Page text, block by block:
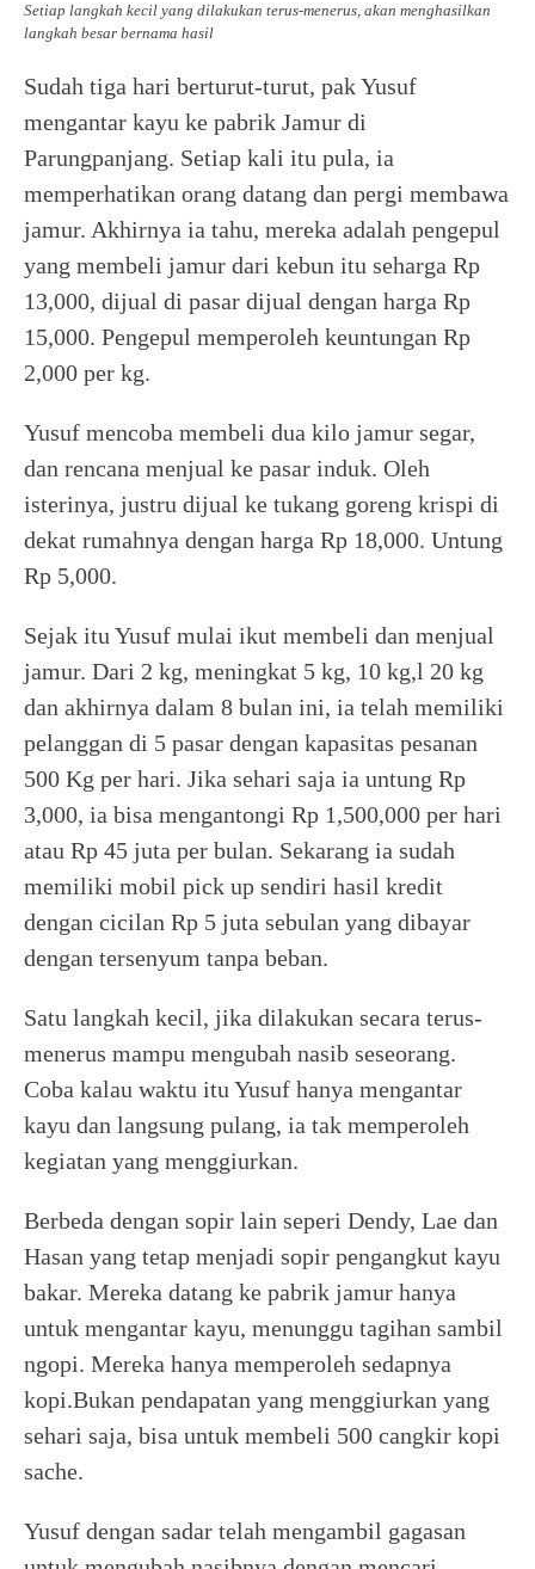
Setiap langkah kecil yang dilakukan terus-menerus, akan menghasilkan
langkah besar bernama hasil
Sudah tiga hari berturut-turut, pak Yusuf
mengantar kayu ke pabrik Jamur di
Parungpanjang. Setiap kali itu pula, ia
memperhatikan orang datang dan pergi membawa
jamur. Akhirnya ia tahu, mereka adalah pengepul
yang membeli jamur dari kebun itu seharga Rp
13,000, dijual di pasar dijual dengan harga Rp
15,000. Pengepul memperoleh keuntungan Rp
2,000 per kg.
Yusuf mencoba membeli dua kilo jamur segar,
dan rencana menjual ke pasar induk. Oleh
isterinya, justru dijual ke tukang goreng krispi di
dekat rumahnya dengan harga Rp 18,000. Untung
Rp 5,000.
Sejak itu Yusuf mulai ikut membeli dan menjual
jamur. Dari 2 kg, meningkat 5 kg, 10 kg,l 20 kg
dan akhirnya dalam 8 bulan ini, ia telah memiliki
pelanggan di 5 pasar dengan kapasitas pesanan
500 Kg per hari. Jika sehari saja ia untung Rp
3,000, ia bisa mengantongi Rp 1,500,000 per hari
atau Rp 45 juta per bulan. Sekarang ia sudah
memiliki mobil pick up sendiri hasil kredit
dengan cicilan Rp 5 juta sebulan yang dibayar
dengan tersenyum tanpa beban.
Satu langkah kecil, jika dilakukan secara terus-
menerus mampu mengubah nasib seseorang.
Coba kalau waktu itu Yusuf hanya mengantar
kayu dan langsung pulang, ia tak memperoleh
kegiatan yang menggiurkan.
Berbeda dengan sopir lain seperi Dendy, Lae dan
Hasan yang tetap menjadi sopir pengangkut kayu
bakar. Mereka datang ke pabrik jamur hanya
untuk mengantar kayu, menunggu tagihan sambil
ngopi. Mereka hanya memperoleh sedapnya
kopi.Bukan pendapatan yang menggiurkan yang
sehari saja, bisa untuk membeli 500 cangkir kopi
sache.
Yusuf dengan sadar telah mengambil gagasan